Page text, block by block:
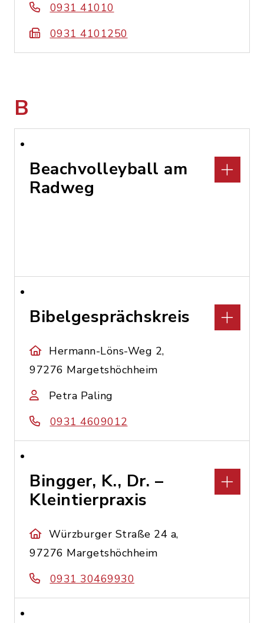
0931 41010
0931 4101250
B
Beachvolleyball am
Radweg
Bibelgesprächskreis
Hermann-Löns-Weg 2,
97276 Margetshöchheim
Petra Paling
0931 4609012
Bingger, K., Dr. –
Kleintierpraxis
Würzburger Straße 24 a,
97276 Margetshöchheim
0931 30469930